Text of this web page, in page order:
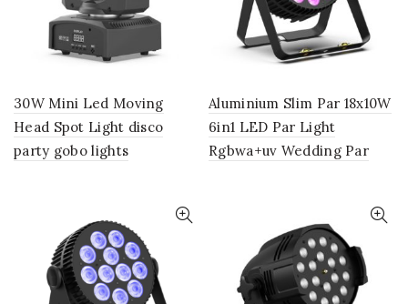
30W Mini Led Moving
Head Spot Light disco
party gobo lights
Aluminium Slim Par 18x10W
6in1 LED Par Light
Rgbwa+uv Wedding Par